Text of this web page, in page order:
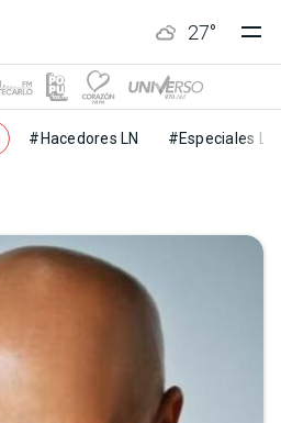
27°
#Hacedores LN #Especiales LN